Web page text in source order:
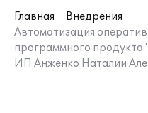
Главная
Внедрения
Автоматизация
программного продукта
ИП Анженко Наталии